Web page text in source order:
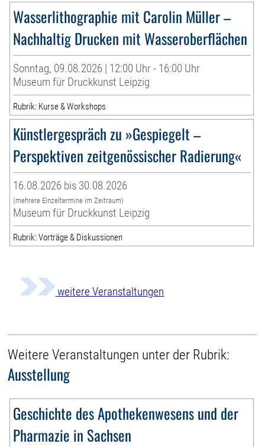
Wasserlithographie mit Carolin Müller –
Nachhaltig Drucken mit Wasseroberflächen
Sonntag, 09.08.2026 | 12:00 Uhr - 16:00 Uhr
Museum für Druckkunst Leipzig
Rubrik: Kurse & Workshops
Künstlergespräch zu »Gespiegelt –
Perspektiven zeitgenössischer Radierung«
16.08.2026 bis 30.08.2026
(mehrere Einzeltermine im Zeitraum)
Museum für Druckkunst Leipzig
Rubrik: Vorträge & Diskussionen
weitere Veranstaltungen
Weitere Veranstaltungen unter der Rubrik:
Ausstellung
Geschichte des Apothekenwesens und der
Pharmazie in Sachsen